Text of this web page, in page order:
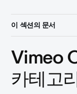
이 섹션의 문서
Vimeo
카테고